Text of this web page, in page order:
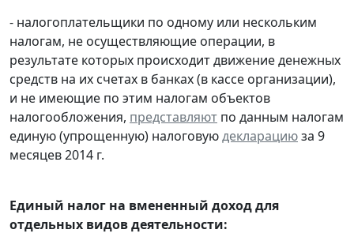
- налогоплательщики по одному или нескольким
налогам, не осуществляющие операции, в
результате которых происходит движение денежных
средств на их счетах в банках (в кассе организации),
и не имеющие по этим налогам объектов
налогообложения, представляют по данным налогам
единую (упрощенную) налоговуюдекларациюза 9
месяцев 2014 г.
Единый налог на вмененный доход для
отдельных видов деятельности: